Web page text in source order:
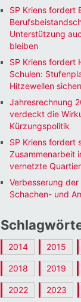
SP Kriens fordert
Unterstützung
bleiben
SP Kriens fordert
Schulen:
Hitzewellen
Jahresrechnung
verdeckt die
Kürzungspolitik
SP Kriens fordert
Zusammenarbeit
vernetzte
Verbesserung
Schachen- und
2014 2015
2018 2019
2022 2023